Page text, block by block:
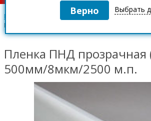
Выбрать
Пленки полиэтиленовые
Пленка ПНД
Пленка ПНД прозрачная (рукав) 500мм/8мкм/
Пленка ПНД прозрачная
500мм/8мкм/2500 м.п.